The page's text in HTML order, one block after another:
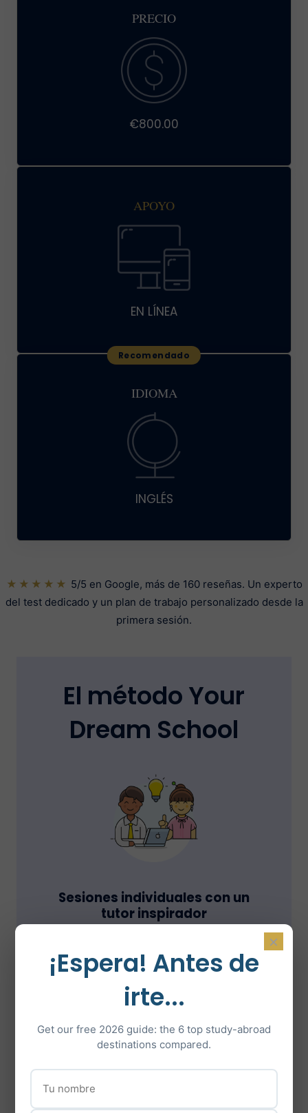
PRECIO
€800.00
APOYO
EN LÍNEA
IDIOMA
INGLÉS
★★★★★ 5/5 en Google, más de 160 reseñas. Un experto
del test dedicado y un plan de trabajo personalizado desde la
primera sesión.
El método Your
Dream School
Sesiones individuales con un
tutor inspirador
un Mentor que desempeña el papel
de consejero, entrenador y tutor.
×
¡Espera! Antes de
irte...
Get our free 2026 guide: the 6 top study-abroad
destinations compared.